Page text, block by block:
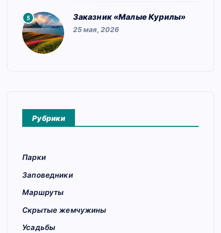
5 Заказник «Малые Курилы»
25 мая, 2026
Рубрики
Парки
Заповедники
Маршруты
Скрытые жемчужины
Усадьбы